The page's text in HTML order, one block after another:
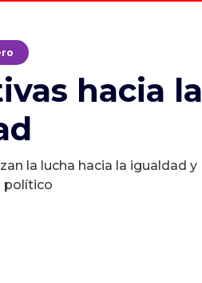
hacia la
la lucha hacia la igualdad y
político